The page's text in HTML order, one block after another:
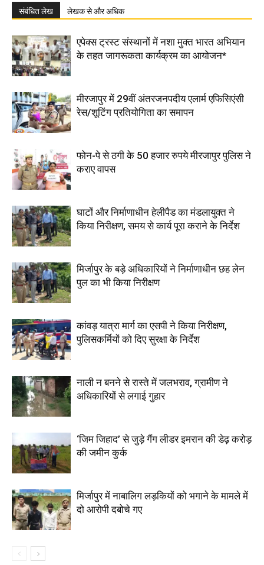
संबंधित लेख लेखक से और अधिक
एपेक्स ट्रस्ट संस्थानों में नशा मुक्त भारत अभियान
के तहत जागरूकता कार्यक्रम का आयोजन*
मीरजापुर में 29वीं अंतरजनपदीय एलार्म एफिसिएंसी
रेस/शूटिंग प्रतियोगिता का समापन
फोन-पे से ठगी के 50 हजार रुपये मीरजापुर पुलिस ने
कराए वापस
घाटों और निर्माणाधीन हेलीपैड का मंडलायुक्त ने
किया निरीक्षण, समय से कार्य पूरा कराने के निर्देश
मिर्जापुर के बड़े अधिकारियों ने निर्माणाधीन छह लेन
पुल का भी किया निरीक्षण
कांवड़ यात्रा मार्ग का एसपी ने किया निरीक्षण,
पुलिसकर्मियों को दिए सुरक्षा के निर्देश
नाली न बनने से रास्ते में जलभराव, ग्रामीण ने
अधिकारियों से लगाई गुहार
‘जिम जिहाद’ से जुड़े गैंग लीडर इमरान की डेढ़ करोड़
की जमीन कुर्क
मिर्जापुर में नाबालिग लड़कियों को भगाने के मामले में
दो आरोपी दबोचे गए